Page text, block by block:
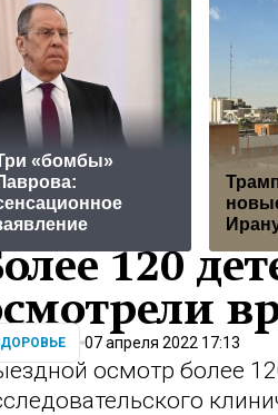
«бомбы»
120
07 апреля 2022 17:13
осмотр более